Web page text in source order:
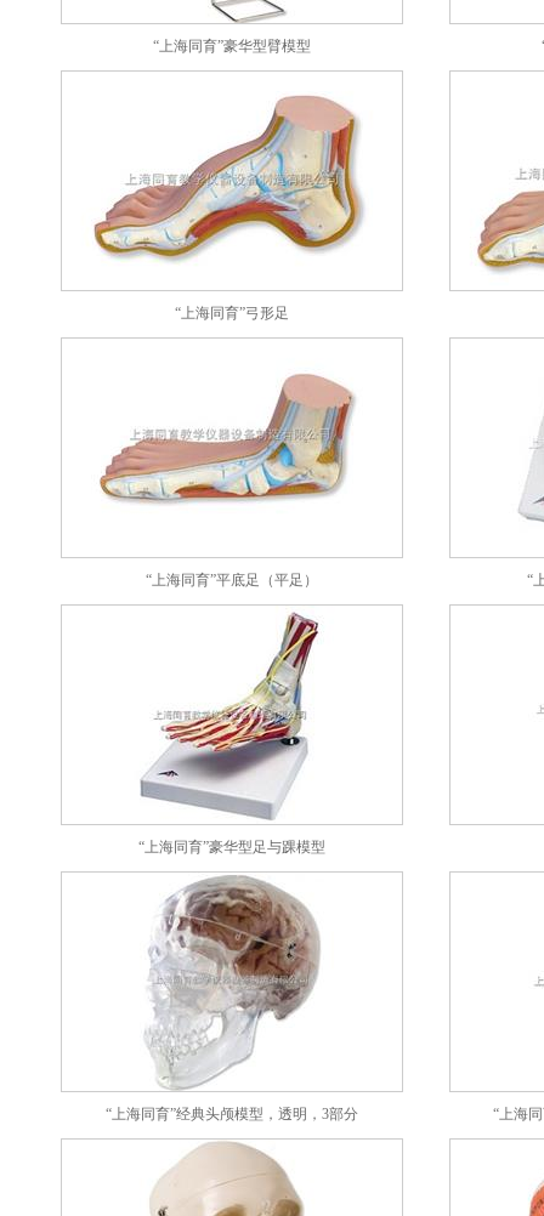
“上海同育”豪华型臂模型
“上海同育”弓形足
“上海同育”平底足（平足） “
“上海同育”豪华型足与踝模型
“上海同育”经典头颅模型，透明，3部分 “上海